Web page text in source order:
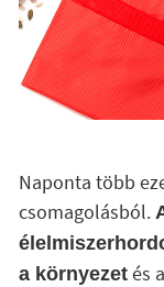
Naponta több
csomagolásból.
a környezetés